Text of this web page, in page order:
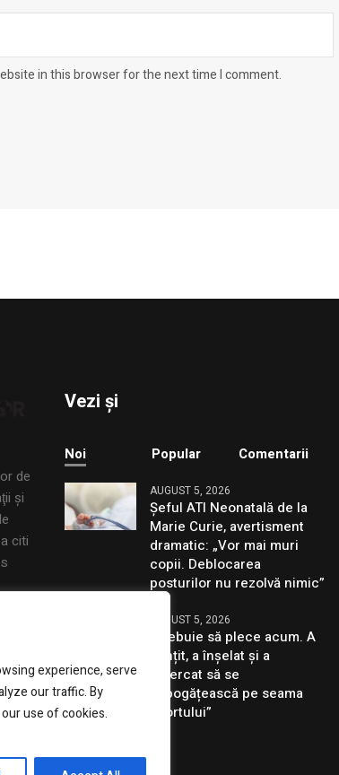
experience, serve
our traffic. By
use of cookies.
in this browser for the next time I comment.
de
şi
citi
Vezi și
Noi Popular Comentarii
AUGUST 5, 2026
Șeful ATI Neonatală de la
Marie Curie, avertisment
dramatic: „Vor mai muri
copii. Deblocarea
posturilor nu rezolvă nimic”
AUGUST 5, 2026
„Trebuie să plece acum. A
mințit, a înșelat și a
încercat să se
îmbogățească pe seama
sportului”